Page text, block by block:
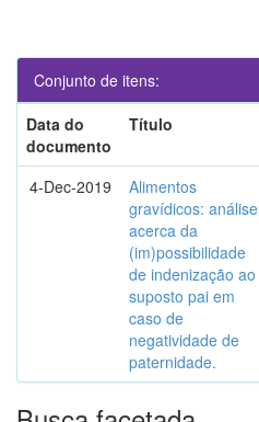
Conjunto de itens:
Data do
documento
Título
4-Dec-2019
Alimentos
gravídicos: análise
acerca da
(im)possibilidade
de indenização ao
suposto pai em
caso de
negatividade de
paternidade.